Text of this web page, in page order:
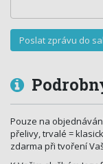
Pouze na
přelivy, trvalé =
zdarma při tvoření